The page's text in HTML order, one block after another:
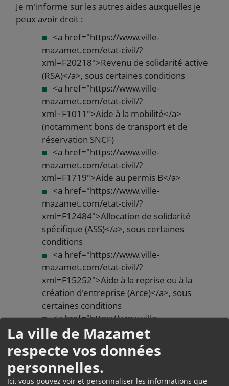
La ville de Mazamet
respecte vos données
personnelles.
Ici, vous pouvez voir et personnaliser les informations que
Je m'informe sur les autres aides auxquelles je
peux avoir droit :
<a href="https://www.ville-
mazamet.com/etat-civil/?
xml=F20218">Revenu de solidarité active
(RSA)</a>, sous certaines conditions
<a href="https://www.ville-
mazamet.com/etat-civil/?
xml=F1011">Aide à la mobilité</a>
(notamment bons de transport et de
réservation SNCF)
<a href="https://www.ville-
mazamet.com/etat-civil/?
xml=F1719">Aide au permis B</a>
<a href="https://www.ville-
mazamet.com/etat-civil/?
xml=F12484">Allocation de solidarité
spécifique (ASS)</a>, sous certaines
conditions
<a href="https://www.ville-
mazamet.com/etat-civil/?
xml=F15252">Aide à la reprise ou à la
création d'entreprise (Arce)</a>, sous
certaines conditions
<a href="https://www.ville-
mazamet.com/etat-civil/?
xml=F1814">Aide à la garde d'enfants
pour parent isolé (Agepi)</a>, sous
certaines conditions